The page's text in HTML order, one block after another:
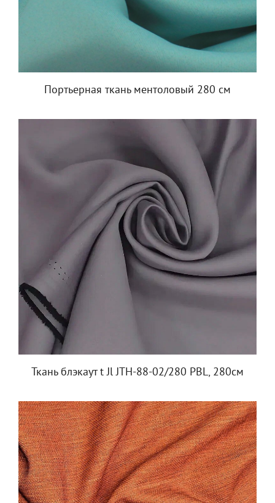
Портьерная ткань ментоловый 280 см
Ткань блэкаут t Jl JTH-88-02/280 PBL, 280см